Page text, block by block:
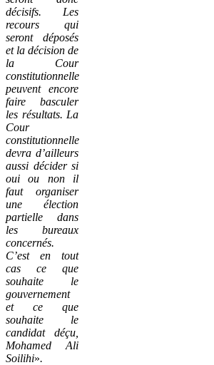
décisifs. Les
recours qui
seront déposés
et la décision de
la Cour
constitutionnelle
peuvent encore
faire basculer
les résultats. La
Cour
constitutionnelle
devra d’ailleurs
aussi décider si
oui ou non il
faut organiser
une élection
partielle dans
les bureaux
concernés.
C’est en tout
cas ce que
souhaite le
gouvernement
et ce que
souhaite le
candidat déçu,
Mohamed Ali
Soilihi».